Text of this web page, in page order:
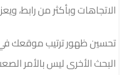
الاتجاهات وبأكثر من رابط،
تحسين ظهور ترتيب موقعك
البحث الأخرى ليس بالأمر